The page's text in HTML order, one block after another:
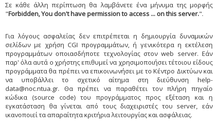
Σε κάθε άλλη περίπτωση θα λαμβάνετε ένα μήνυμα της μορφής
"Forbidden, You don't have permission to access ... on this server.".
Για λόγους ασφαλείας δεν επιτρέπεται η δημιουργία δυναμικών
σελίδων με χρήση CGI προγραμμάτων, ή γενικότερα η εκτέλεση
προγραμμάτων οποιασδήποτε τεχνολογίας στον web server. Εάν
παρ' όλα αυτά ο χρήστης επιθυμεί να χρησιμοποιήσει τέτοιου είδους
προγράμματα θα πρέπει να επικοινωνήσει με το Κέντρο Δικτύων και
να υποβάλλει το σχετικό αίτημα στη διεύθυνση help-
data@noc.ntua.gr. Θα πρέπει να παραθέτει τον πλήρη πηγαίο
κώδικα (source code) του προγράμματος προς εξέταση και η
εγκατάσταση θα γίνεται από τους διαχειριστές του server, εάν
ικανοποιεί τα απαραίτητα κριτήρια λειτουργίας και ασφάλειας.